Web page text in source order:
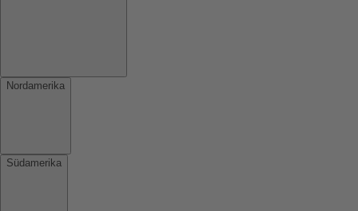
Nordamerika
Südamerika